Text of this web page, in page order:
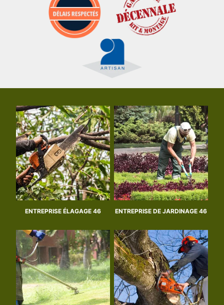
ENTREPRISE ÉLAGAGE 46 ENTREPRISE DE JARDINAGE 46